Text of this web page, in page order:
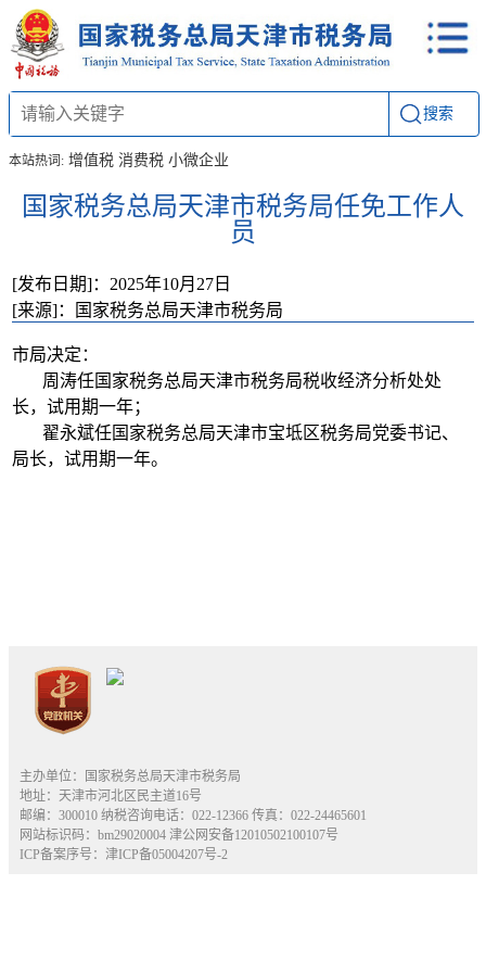
搜索
本站热词: 增值税 消费税 小微企业
国家税务总局天津市税务局任免工作人
员
[发布日期]：2025年10月27日
[来源]：国家税务总局天津市税务局
市局决定：
周涛任国家税务总局天津市税务局税收经济分析处处
长，试用期一年；
翟永斌任国家税务总局天津市宝坻区税务局党委书记、
局长，试用期一年。
主办单位：国家税务总局天津市税务局
地址：天津市河北区民主道16号
邮编：300010 纳税咨询电话：022-12366 传真：022-24465601
网站标识码：bm29020004 津公网安备12010502100107号
ICP备案序号：津ICP备05004207号-2